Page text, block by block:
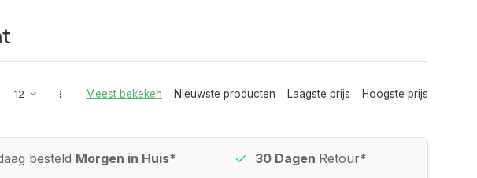
Meest bekeken Nieuwste producten Laagste prijs Hoogste prijs
besteld Morgen in Huis* 30 Dagen Retour*